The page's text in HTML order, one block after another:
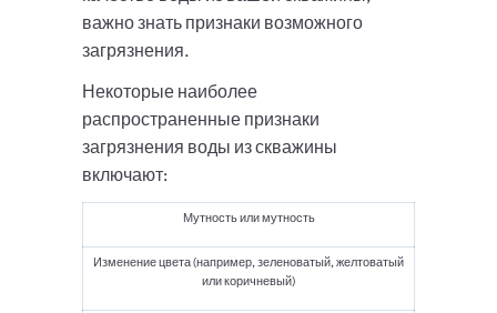
важно знать признаки возможного
загрязнения.
Некоторые наиболее
распространенные признаки
загрязнения воды из скважины
включают:
Мутность или мутность
Изменение цвета (например, зеленоватый, желтоватый
или коричневый)